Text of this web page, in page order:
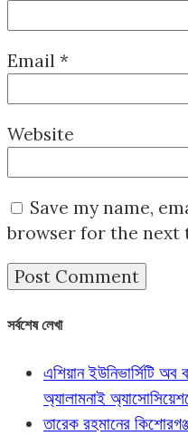
Email *
Website
Save my name,
browser for the next
সর্বশেষ লেখা
এশিয়ান ইউনিভার্সিটি অব
অ্যালামনাই
তারেক রহমানের